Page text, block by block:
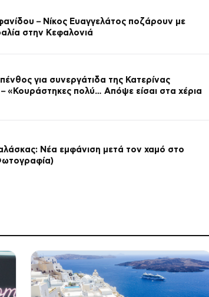
– Νίκος Ευαγγελάτος ποζάρουν με
στην Κεφαλονιά
για συνεργάτιδα της Κατερίνας
– «Κουράστηκες πολύ… Απόψε είσαι στα χέρια
Νέα εμφάνιση μετά τον χαμό στο